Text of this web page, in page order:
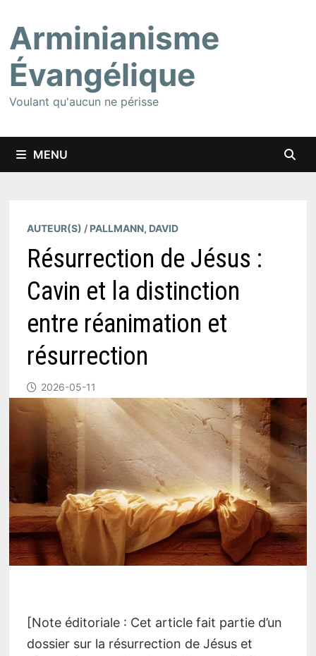
contenu
Arminianisme
Évangélique
Voulant qu'aucun ne périsse
MENU
AUTEUR(S) / PALLMANN, DAVID
Résurrection de Jésus :
Cavin et la distinction
entre réanimation et
résurrection
2026-05-11
[Note éditoriale : Cet article fait partie d’un
dossier sur la résurrection de Jésus et